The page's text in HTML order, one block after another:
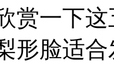
赏一下
形脸适